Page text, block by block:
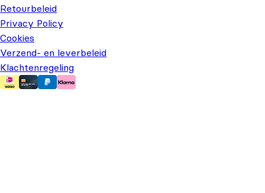
Retourbeleid
Privacy Policy
Cookies
Verzend- en leverbeleid
Klachtenregeling